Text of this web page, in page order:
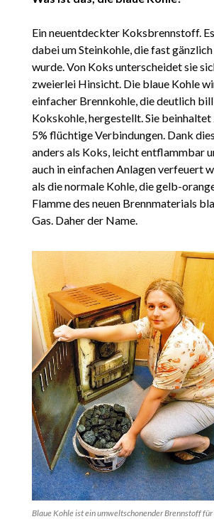
Ein neuentdeckter Koksbrennstoff.
dabei um Steinkohle, die fast
wurde. Von Koks unterscheidet sie
zweierlei Hinsicht. Die blaue Kohle
einfacher Brennkohle, die deutlich
Kokskohle, hergestellt. Sie beinhaltet
5% flüchtige Verbindungen. Dank
anders als Koks, leicht entflammbar
auch in einfachen Anlagen verfeuert
als die normale Kohle, die gelb-
Flamme des neuen Brennmaterials
Gas. Daher der Name.
Blaue Kohle ist ein umweltschonender Brennstoff für